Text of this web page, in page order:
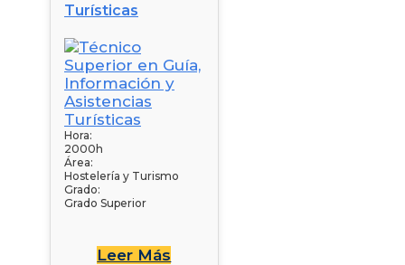
Turísticas
Hora:
2000h
Área:
Hostelería y Turismo
Grado:
Grado Superior
Leer Más